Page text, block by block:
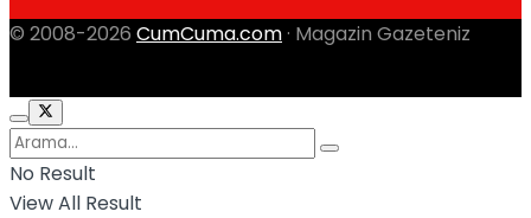
© 2008-2026 CumCuma.com · Magazin Gazeteniz
No Result
View All Result